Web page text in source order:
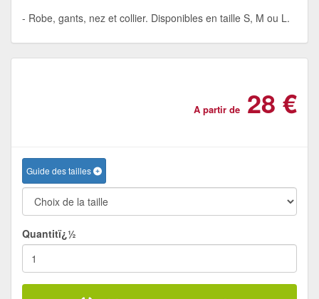
Robe, gants, nez et collier. Disponibles en taille S, M ou L.
A partir de 28 €
Guide des tailles
Quantitï¿½